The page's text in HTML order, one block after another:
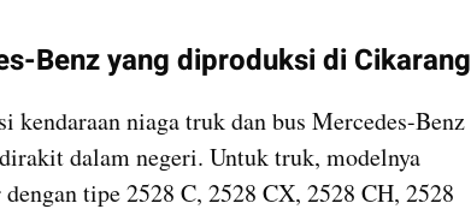
Benz yang diproduksi di Cikarang
niaga truk dan bus Mercedes-Benz
dalam negeri. Untuk truk, modelnya
tipe 2528 C, 2528 CX, 2528 CH, 2528